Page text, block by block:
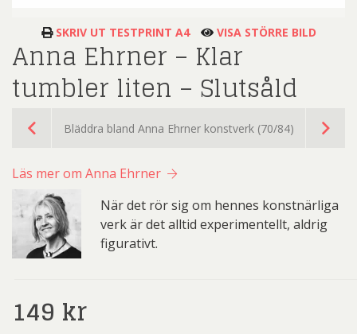
SKRIV UT TESTPRINT A4 VISA STÖRRE BILD
Anna Ehrner – Klar
tumbler liten – Slutsåld
Bläddra bland Anna Ehrner konstverk (70/84)
Läs mer om Anna Ehrner
När det rör sig om hennes konstnärliga
verk är det alltid experimentellt, aldrig
figurativt.
149 kr